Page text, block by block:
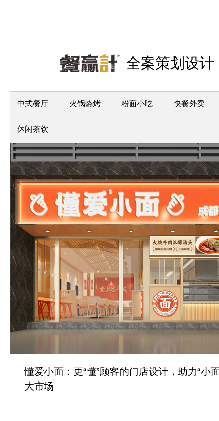
全案策划设计
中式餐厅 火锅烧烤 粉面小吃 快餐外卖
休闲茶饮
懂爱小面：更“懂”顾客的门店设计，助力“小
大市场